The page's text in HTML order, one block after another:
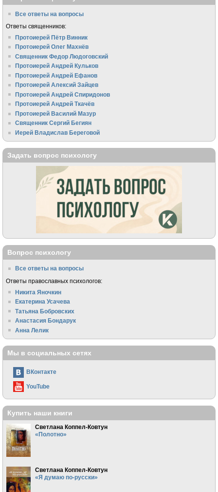
Все ответы на вопросы
Ответы священников:
Протоиерей Пётр Винник
Протоиерей Олег Махнёв
Священник Федор Людоговский
Протоиерей Андрей Кульков
Протоиерей Андрей Ефанов
Протоиерей Алексий Зайцев
Протоиерей Андрей Спиридонов
Протоиерей Андрей Ткачёв
Протоиерей Василий Мазур
Священник Сергий Бегиян
Иерей Владислав Береговой
Задать вопрос психологу
Вопрос психологу
Все ответы на вопросы
Ответы православных психологов:
Никита Яночкин
Екатерина Усачева
Татьяна Бобровских
Анастасия Бондарук
Анна Лелик
Мы в социальных сетях
ВКонтакте
YouTube
Купить наши книги
Светлана Коппел-Ковтун
«Полотно»
Светлана Коппел-Ковтун
«Я думаю по-русски»